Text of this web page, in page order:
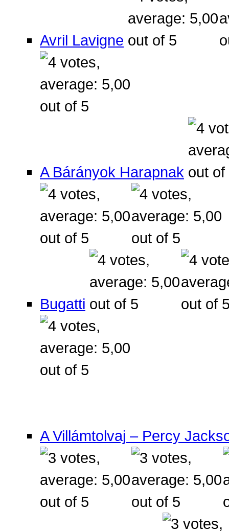
Avril Lavigne
A Bárányok Harapnak
Bugatti
A Villámtolvaj – Percy